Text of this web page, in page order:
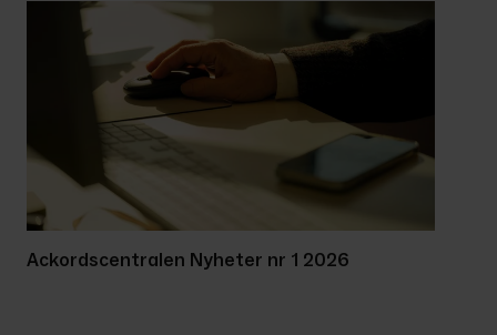
Ackordscentralen Nyheter nr 1 2026